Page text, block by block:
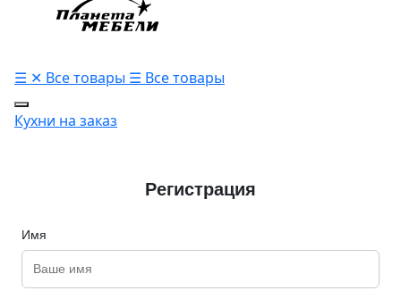
☰ ✕ Все товары ☰ Все товары
Кухни на заказ
Регистрация
Имя